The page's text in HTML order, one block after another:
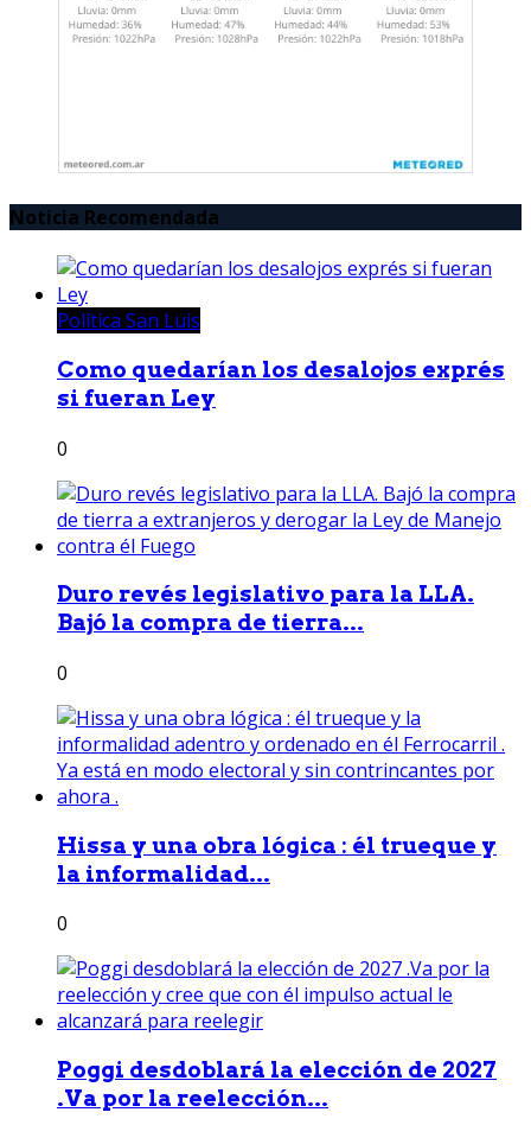
Noticia Recomendada
Política San Luis
Como quedarían los desalojos exprés
si fueran Ley
0
Duro revés legislativo para la LLA.
Bajó la compra de tierra...
0
Hissa y una obra lógica : él trueque y
la informalidad...
0
Poggi desdoblará la elección de 2027
.Va por la reelección...